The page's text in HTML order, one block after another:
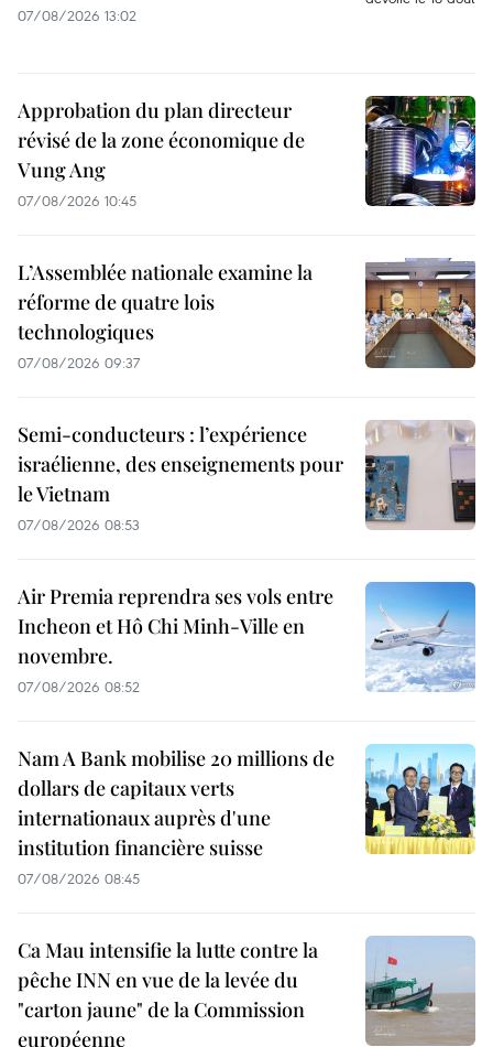
07/08/2026 13:02
Approbation du plan directeur
révisé de la zone économique de
Vung Ang
07/08/2026 10:45
L’Assemblée nationale examine la
réforme de quatre lois
technologiques
07/08/2026 09:37
Semi-conducteurs : l’expérience
israélienne, des enseignements pour
le Vietnam
07/08/2026 08:53
Air Premia reprendra ses vols entre
Incheon et Hô Chi Minh-Ville en
novembre.
07/08/2026 08:52
Nam A Bank mobilise 20 millions de
dollars de capitaux verts
internationaux auprès d'une
institution financière suisse
07/08/2026 08:45
Ca Mau intensifie la lutte contre la
pêche INN en vue de la levée du
"carton jaune" de la Commission
européenne